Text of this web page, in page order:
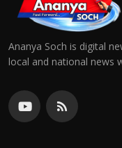
Ananya Soch is digital
local and national news